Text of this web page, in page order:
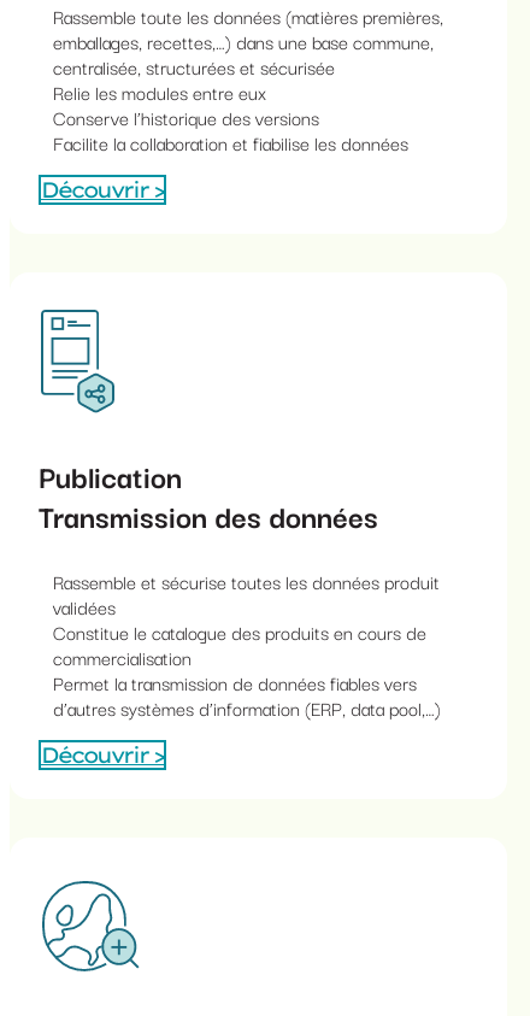
Rassemble toute les données (matières premières,
emballages, recettes,…) dans une base commune,
centralisée, structurées et sécurisée
Relie les modules entre eux
Conserve l’historique des versions
Facilite la collaboration et fiabilise les données
Découvrir >
Publication
Transmission des données
Rassemble et sécurise toutes les données produit
validées
Constitue le catalogue des produits en cours de
commercialisation
Permet la transmission de données fiables vers
d’autres systèmes d’information (ERP, data pool,…)
Découvrir >